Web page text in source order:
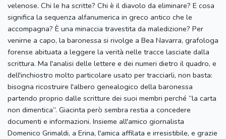
velenose. Chi le ha scritte? Chi è il diavolo da eliminare? E cosa
significa la sequenza alfanumerica in greco antico che le
accompagna? È una minaccia travestita da maledizione? Per
venirne a capo, la baronessa si rivolge a Bea Navarra, grafologa
forense abituata a leggere la verità nelle tracce lasciate dalla
scrittura. Ma l'analisi delle lettere e dei numeri dietro il quadro, e
dell'inchiostro molto particolare usato per tracciarli, non basta:
bisogna ricostruire l'albero genealogico della baronessa
partendo proprio dalle scritture dei suoi membri perché “la carta
non dimentica”. Giacinta però sembra restia a concedere
documenti e informazioni. Insieme all'amico giornalista
Domenico Grimaldi, a Erina, l'amica affilata e irresistibile, e grazie